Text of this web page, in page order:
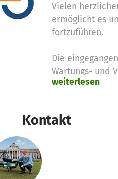
Vielen
ermöglicht es
fortzuführen.
Die
Wartungs- und
und sichern
Wir schätzen
weiterlesen
Kontakt